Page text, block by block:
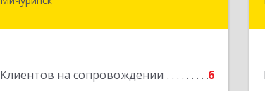
Клиентов на сопровождении 6